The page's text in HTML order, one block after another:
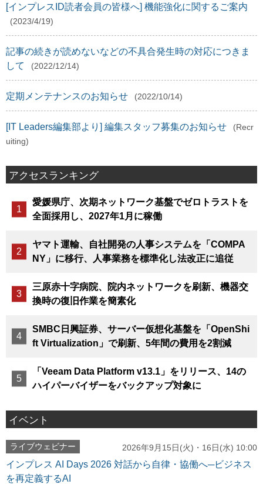
[インプレスID読者会員の皆様へ] 機能強化に関するご案内
(2023/4/19)
記事の続きが読めないなどの不具合発生時の対応につきま
して
(2022/12/14)
定期メンテナンスのお知らせ (2022/10/14)
[IT Leaders編集部より] 編集スタッフ募集のお知らせ
(Recr
uiting)
アクセスランキング
愛媛県庁、次期ネットワーク基盤でゼロトラストを
全面採用し、2027年1月に稼働
ヤマト運輸、自社開発の人事システムを「COMPA
NY」に移行、人事業務を標準化し法改正に追従
三原赤十字病院、院内ネットワークを刷新、機器交
換時の復旧作業を簡素化
SMBC日興証券、サーバー仮想化基盤を「OpenShi
ft Virtualization」で刷新、5年間の費用を2割減
「Veeam Data Platform v13.1」をリリース、14の
ハイパーバイザーをバックアップ対象に
イベント
ライブウェビナー 2026年9月15日(火)・16日(水) 10:00
インプレス AI Days 2026 対話から自律・協働へ─ビジネス
を再定義するAI